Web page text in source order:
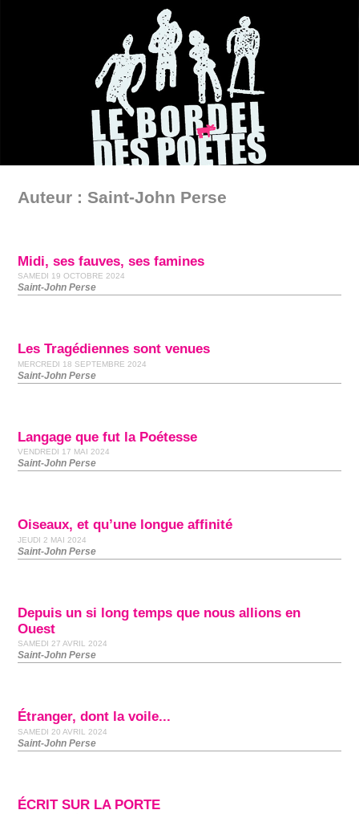
Auteur : Saint-John Perse
Midi, ses fauves, ses famines
SAMEDI 19 OCTOBRE 2024
Saint-John Perse
Les Tragédiennes sont venues
MERCREDI 18 SEPTEMBRE 2024
Saint-John Perse
Langage que fut la Poétesse
VENDREDI 17 MAI 2024
Saint-John Perse
Oiseaux, et qu’une longue affinité
JEUDI 2 MAI 2024
Saint-John Perse
Depuis un si long temps que nous allions en
Ouest
SAMEDI 27 AVRIL 2024
Saint-John Perse
Étranger, dont la voile...
SAMEDI 20 AVRIL 2024
Saint-John Perse
ÉCRIT SUR LA PORTE